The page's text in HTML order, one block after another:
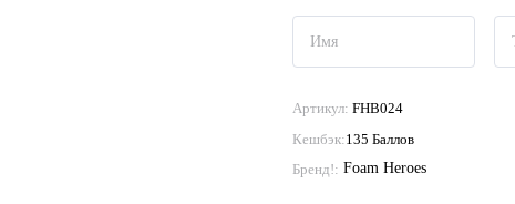
Артикул: FHB024
Кешбэк:135 Баллов
Бренд!: Foam Heroes